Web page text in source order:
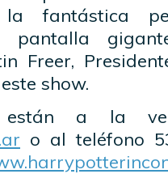
la fantástica
pantalla
Freer,
show.
están a la
o al teléfono